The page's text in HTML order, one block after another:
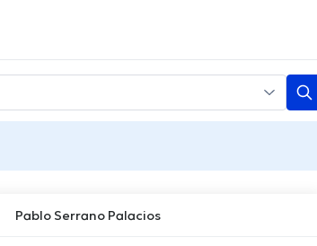
Pablo Serrano Palacios